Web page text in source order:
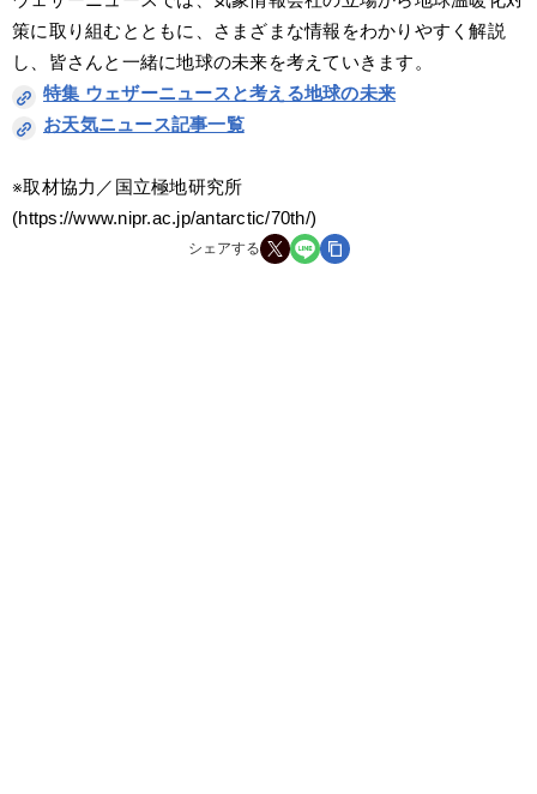
策に取り組むとともに、さまざまな情報をわかりやすく解説
し、皆さんと一緒に地球の未来を考えていきます。
特集 ウェザーニュースと考える地球の未来
お天気ニュース記事一覧
※取材協力／国立極地研究所
(https://www.nipr.ac.jp/antarctic/70th/)
シェアする